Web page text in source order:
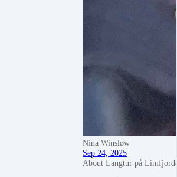
Nina Winsløw
Sep 24, 2025
About Langtur på